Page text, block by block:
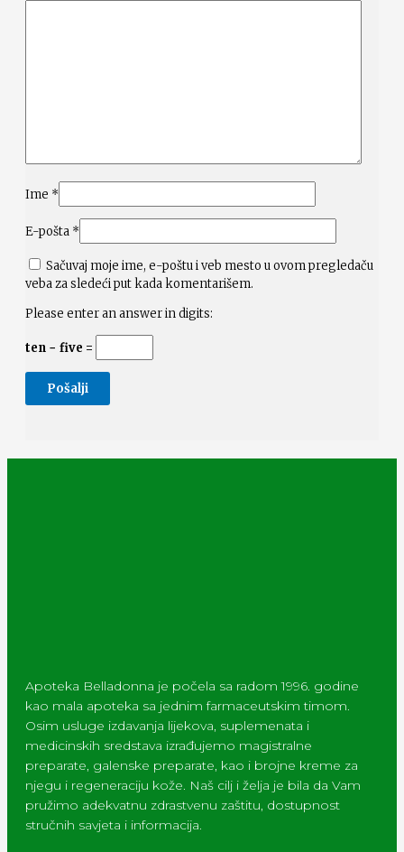
Ime *
E-pošta *
Sačuvaj moje ime, e-poštu i veb mesto u ovom pregledaču
veba za sledeći put kada komentarišem.
Please enter an answer in digits:
ten − five =
Apoteka Belladonna je počela sa radom 1996. godine
kao mala apoteka sa jednim farmaceutskim timom.
Osim usluge izdavanja lijekova, suplemenata i
medicinskih sredstava izrađujemo magistralne
preparate, galenske preparate, kao i brojne kreme za
njegu i regeneraciju kože. Naš cilj i želja je bila da Vam
pružimo adekvatnu zdrastvenu zaštitu, dostupnost
stručnih savjeta i informacija.